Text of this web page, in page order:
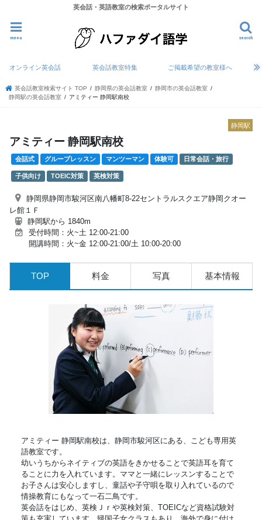
英会話・英語教室の検索ポータルサイト
search
menu
オンライン英会話 英会話教室特集 ご掲載希望の教室様へ
英会話教室検索サイト TOP 静岡県の英会話教室
静岡市の英会話教室
静岡駅の英会話教室
アミティー 静岡駅南校
静岡駅
アミティー 静岡駅南校
会話式 グループレッスン マンツーマン 体験可 日常会話・旅行
子供向け TOEIC対策 英検対策
静岡県静岡市駿河区南八幡町8-22セントラルスクエア静岡クオー
レ館１Ｆ
静岡駅から 1840m
受付時間：火~土 12:00-21:00
開講時間：火~金 12:00-21:00/土 10:00-20:00
TOP 料金 写真 基本情報
アミティー 静岡駅南校は、静岡市駿河区にある、こども専用英
語教室です。
幼いうちからネイティブの英語をきかせることで英語耳を育て
ることに力を入れています。ママと一緒にレッスンすることで
お子さんは安心しますし、童話や子守唄を取り入れているので
情操教育にもなって一石二鳥です。
英会話をはじめ、英検Ｊｒや英検対策、TOEICなど資格試験対